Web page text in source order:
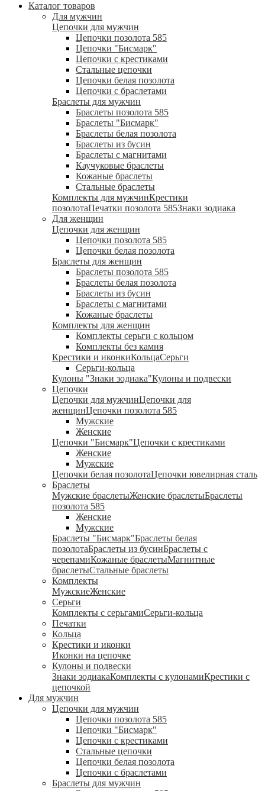
Каталог товаров
Для мужчин
Цепочки для мужчин
Цепочки позолота 585
Цепочки "Бисмарк"
Цепочки с крестиками
Стальные цепочки
Цепочки белая позолота
Цепочки с браслетами
Браслеты для мужчин
Браслеты позолота 585
Браслеты "Бисмарк"
Браслеты белая позолота
Браслеты из бусин
Браслеты с магнитами
Каучуковые браслеты
Кожаные браслеты
Стальные браслеты
Комплекты для мужчинКрестики
позолотаПечатки позолота 585Знаки зодиака
Для женщин
Цепочки для женщин
Цепочки позолота 585
Цепочки белая позолота
Браслеты для женщин
Браслеты позолота 585
Браслеты белая позолота
Браслеты из бусин
Браслеты с магнитами
Кожаные браслеты
Комплекты для женщин
Комплекты серьги с кольцом
Комплекты без камня
Крестики и иконкиКольцаСерьги
Серьги-кольца
Кулоны "Знаки зодиака"Кулоны и подвески
Цепочки
Цепочки для мужчинЦепочки для
женщинЦепочки позолота 585
Мужские
Женские
Цепочки "Бисмарк"Цепочки с крестиками
Женские
Мужские
Цепочки белая позолотаЦепочки ювелирная сталь
Браслеты
Мужские браслетыЖенские браслетыБраслеты
позолота 585
Женские
Мужские
Браслеты "Бисмарк"Браслеты белая
позолотаБраслеты из бусинБраслеты с
черепамиКожаные браслетыМагнитные
браслетыСтальные браслеты
Комплекты
МужскиеЖенские
Серьги
Комплекты с серьгамиСерьги-кольца
Печатки
Кольца
Крестики и иконки
Иконки на цепочке
Кулоны и подвески
Знаки зодиакаКомплекты с кулонамиКрестики с
цепочкой
Для мужчин
Цепочки для мужчин
Цепочки позолота 585
Цепочки "Бисмарк"
Цепочки с крестиками
Стальные цепочки
Цепочки белая позолота
Цепочки с браслетами
Браслеты для мужчин